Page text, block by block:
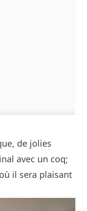
de jolies
avec un coq;
il sera plaisant